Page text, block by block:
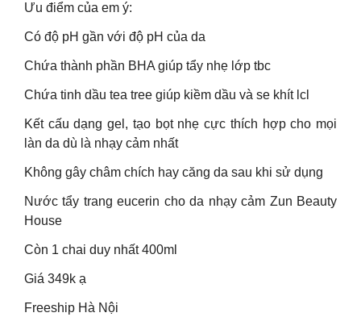
Ưu điểm của em ý:
Có độ pH gần với độ pH của da
Chứa thành phần BHA giúp tẩy nhẹ lớp tbc
Chứa tinh dầu tea tree giúp kiềm dầu và se khít lcl
Kết cấu dạng gel, tạo bọt nhẹ cực thích hợp cho mọi
làn da dù là nhạy cảm nhất
Không gây châm chích hay căng da sau khi sử dụng
Nước tẩy trang eucerin cho da nhạy cảm Zun Beauty
House
Còn 1 chai duy nhất 400ml
Giá 349k ạ
Freeship Hà Nội